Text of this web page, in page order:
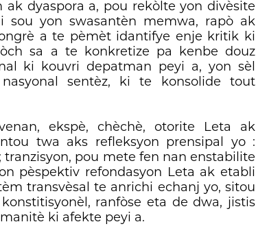
dyaspora a, pou rekòlte yon divèsite
sou yon swasantèn memwa, rapò ak
a te pèmèt idantifye enje kritik ki
sa a te konkretize pa kenbe douz
ki kouvri depatman peyi a, yon sèl
sentèz, ki te konsolide tout
ekspè, chèchè, otorite Leta ak
twa aks refleksyon prensipal yo :
pou mete fen nan enstabilite
pèspektiv refondasyon Leta ak etabli
transvèsal te anrichi echanj yo, sitou
ranfòse eta de dwa, jistis
ki afekte peyi a.